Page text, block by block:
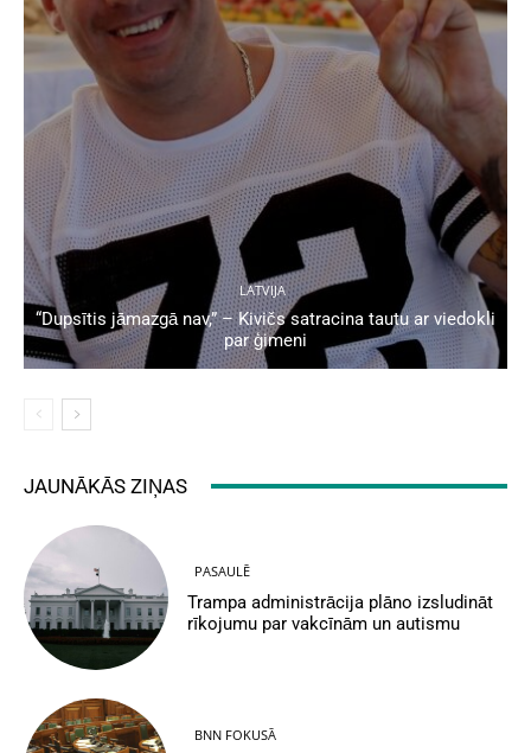
LATVIJA
“Dupsītis jāmazgā nav,” – Kivičs satracina tautu ar viedokli
par ģimeni
JAUNĀKĀS ZIŅAS
PASAULĒ
Trampa administrācija plāno izsludināt
rīkojumu par vakcīnām un autismu
BNN FOKUSĀ